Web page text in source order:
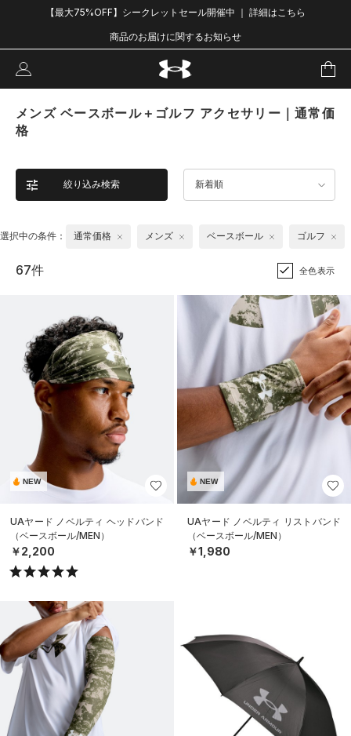
【最大75%OFF】シークレットセール開催中 ｜ 詳細はこちら
商品のお届けに関するお知らせ
メンズ ベースボール＋ゴルフ アクセサリー｜通常価
格
絞り込み検索 新着順
選択中の条件： 通常価格 メンズ ベースボール ゴルフ
67件 全色表示
NEW
UAヤード ノベルティ ヘッドバンド
（ベースボール/MEN）
￥2,200
NEW
UAヤード ノベルティ リストバンド
（ベースボール/MEN）
￥1,980